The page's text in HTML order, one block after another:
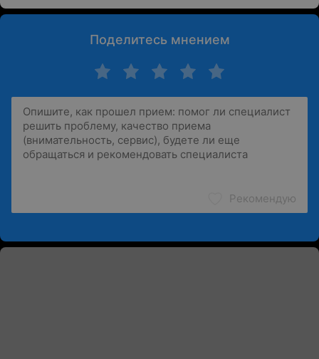
Поделитесь мнением
Рекомендую